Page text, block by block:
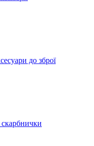
до зброї
скарбнички